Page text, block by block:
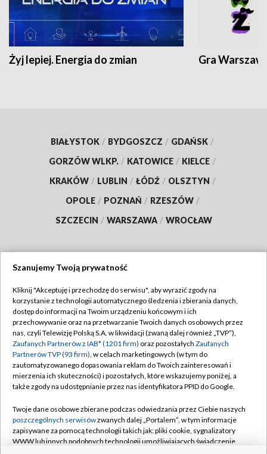
Żyj lepiej. Energia do zmian Gra
BIAŁYSTOK / BYDGOSZCZ / GDAŃSK /
GORZÓW WLKP. / KATOWICE / KIELCE /
KRAKÓW / LUBLIN / ŁÓDŹ / OLSZTYN /
OPOLE / POZNAŃ / RZESZÓW /
SZCZECIN / WARSZAWA / WROCŁAW
TVP
Abonament TVP
Emisja w TVP
Centrum informacji TVP
Naziemna Telewizja Cyfrowa
Rada Programowa
System NOS
Regulamin TVP
Polityka prywatności
Moje zgody
Pomoc
Kontakt
Szanujemy Twoją prywatność
Kliknij "Akceptuję i przechodzę do serwisu", aby wyrazić zgody na
korzystanie z technologii automatycznego śledzenia i zbierania danych,
dostęp do informacji na Twoim urządzeniu końcowym i ich
przechowywanie oraz na przetwarzanie Twoich danych osobowych przez
nas, czyli Telewizję Polską S.A. w likwidacji (zwaną dalej również „TVP”),
Zaufanych Partnerów z IAB* (1201 firm) oraz pozostałych Zaufanych
Partnerów TVP (93 firm), w celach marketingowych (w tym do
zautomatyzowanego dopasowania reklam do Twoich zainteresowań i
mierzenia ich skuteczności) i pozostałych, które wskazujemy poniżej, a
także zgody na udostępnianie przez nas identyfikatora PPID do Google.
Twoje dane osobowe zbierane podczas odwiedzania przez Ciebie naszych
poszczególnych serwisówzwanych dalej „Portalem”, w tym informacje
zapisywane za pomocą technologii takich jak: pliki cookie, sygnalizatory
WWW lub innych podobnych technologii umożliwiających świadczenie